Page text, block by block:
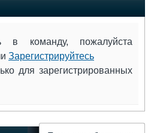
в команду, пожалуйста
Зарегистрируйтесь
для зарегистрированных